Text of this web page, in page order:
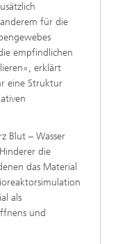
für die
empfindlichen
erklärt
eine Struktur
Blut – Wasser
die
das Material
als
und